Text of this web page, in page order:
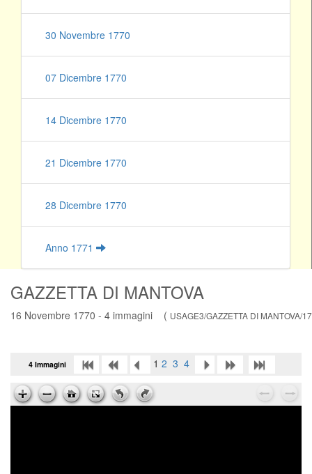
30 Novembre 1770
07 Dicembre 1770
14 Dicembre 1770
21 Dicembre 1770
28 Dicembre 1770
Anno 1771
GAZZETTA DI MANTOVA
16 Novembre 1770 - 4 immagini ( USAGE3/GAZZETTA DI
4 Immagini 1 2 3 4